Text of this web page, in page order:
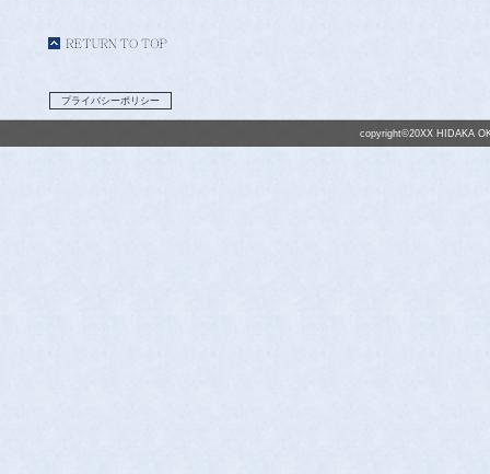
copyright©20XX HIDAKA
プライバシーポリシー